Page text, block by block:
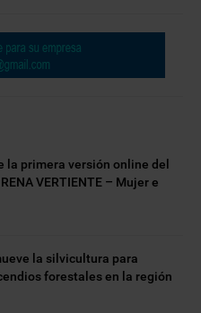
la primera versión online del
VERTIENTE – Mujer e
la silvicultura para
forestales en la región